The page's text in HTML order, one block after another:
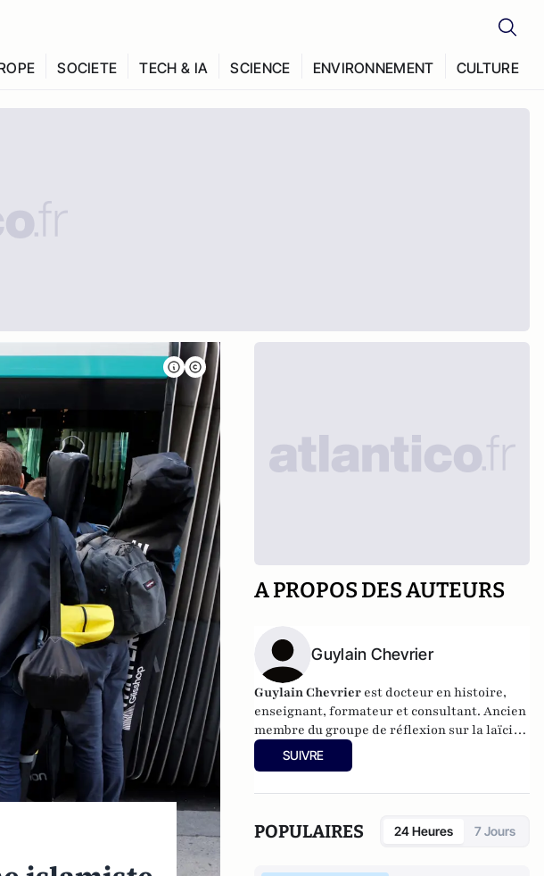
SOCIETE TECH & IA SCIENCE ENVIRONNEMENT CULTURE
A PROPOS DES AUTEURS
Guylain Chevrier
Guylain Chevrier est docteur en histoire,
enseignant, formateur et consultant. Ancien
membre du groupe de réflexion sur la laïcité
auprès du Haut conseil à l’intégration.
Dernier ouvrage :
SUIVRE
POPULAIRES 24 Heures 7 Jours